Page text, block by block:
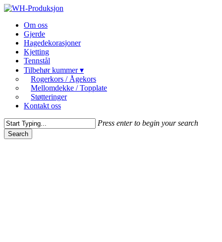
Skip
main
content
Menu
Om oss
Gjerde
Hagedekorasjoner
Kjetting
Tennstål
Tilbehør kummer ▾
Rogerkors / Ågekors
Mellomdekke / Topplate
Støtteringer
Kontakt oss
Press enter to begin your search
Search